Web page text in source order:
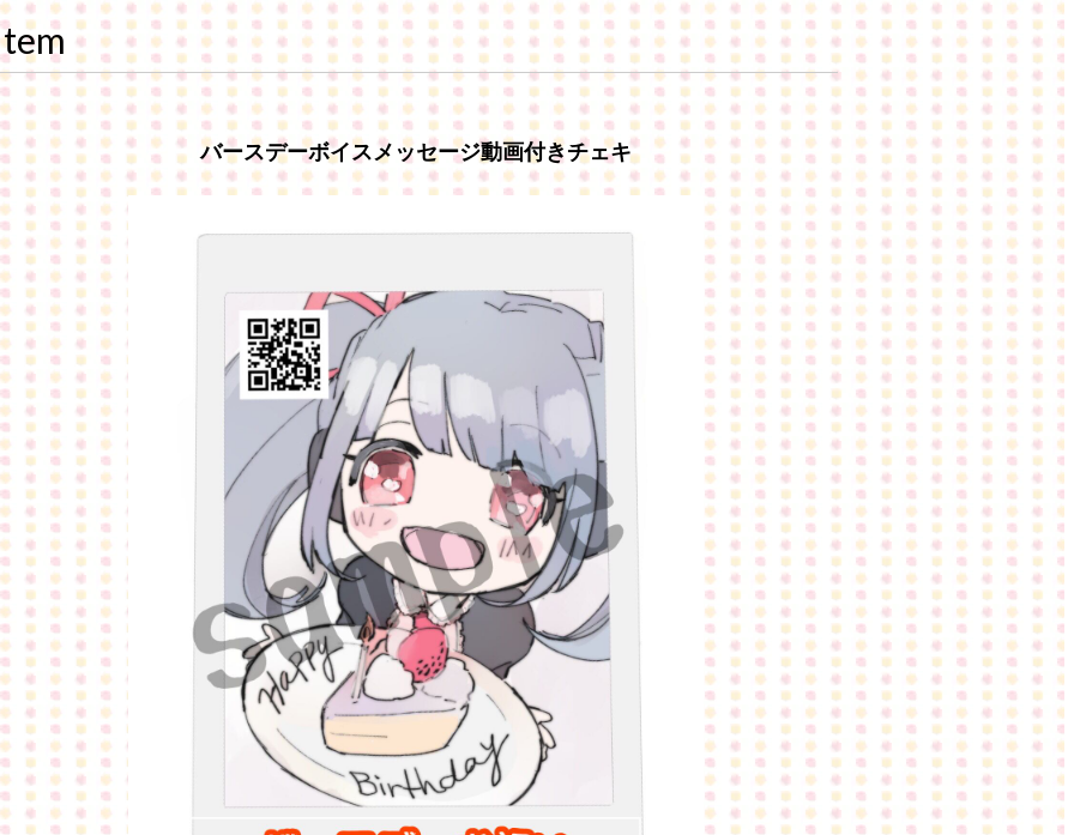
バースデーボイスメッセージ動画付きチェキ